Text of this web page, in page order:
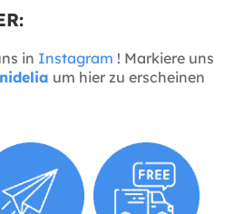
in Instagram ! Markiere uns
um hier zu erscheinen